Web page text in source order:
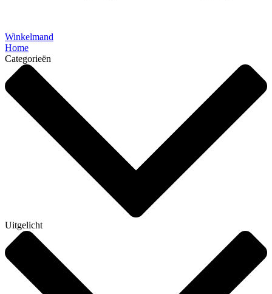
Winkelmand
Home
Categorieën
Uitgelicht